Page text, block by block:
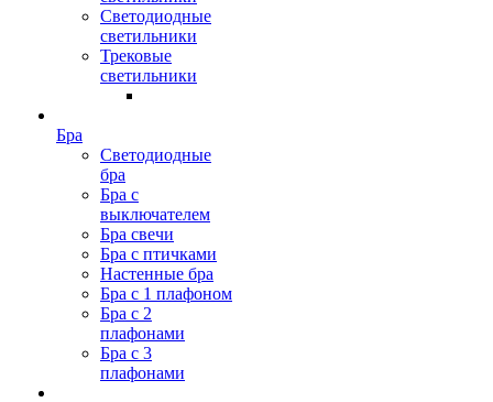
Светодиодные
светильники
Трековые
светильники
Бра
Светодиодные
бра
Бра с
выключателем
Бра свечи
Бра с птичками
Настенные бра
Бра с 1 плафоном
Бра с 2
плафонами
Бра с 3
плафонами